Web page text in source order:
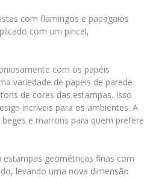
com flamingos e papagaios
com um pincel,
com os papéis
variedade de papéis de parede
de cores das estampas. Isso
incríveis para os ambientes. A
e marrons para quem prefere
geométricas finas com
levando uma nova dimensão